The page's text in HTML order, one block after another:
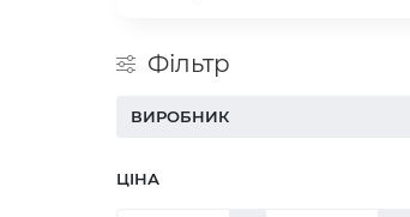
Фільтр
ВИРОБНИК
ЦІНА